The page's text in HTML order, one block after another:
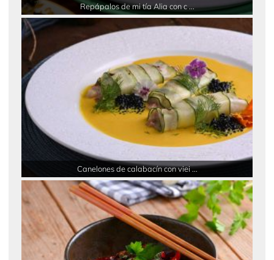
Repápalos de mi tía Alia con c ...
Canelones de calabacín con viei ...